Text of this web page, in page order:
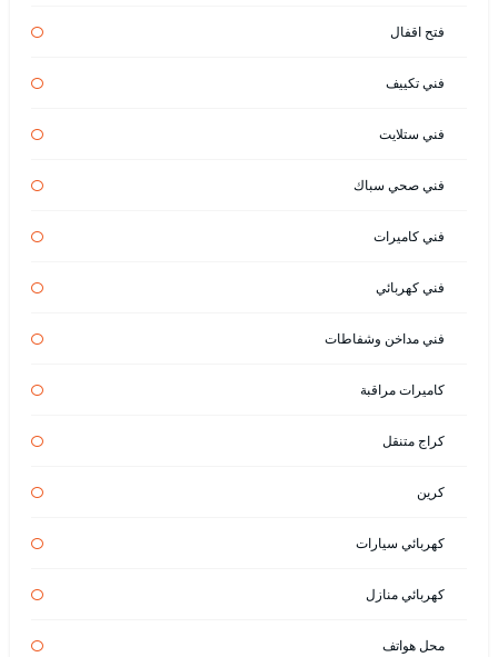
فتح اقفال
فني تكييف
فني ستلايت
فني صحي سباك
فني كاميرات
فني كهربائي
فني مداخن وشفاطات
كاميرات مراقبة
كراج متنقل
كرين
كهربائي سيارات
كهربائي منازل
محل هواتف